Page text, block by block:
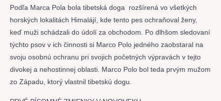
Podľa Marca Pola bola tibetská doga rozšírená vo všetkých
horských lokalitách Himalájí, kde tento pes ochraňoval ženy,
keď muži schádzali do údolí za obchodom. Po dlhšom sledovaní
týchto psov v ich činnosti si Marco Polo jedného zaobstaral na
svoju osobnú ochranu pri svojich početných výpravách v tejto
divokej a nehostinnej oblasti. Marco Polo bol teda prvým mužom
zo Západu, ktorý vlastnil tibetskú dogu.